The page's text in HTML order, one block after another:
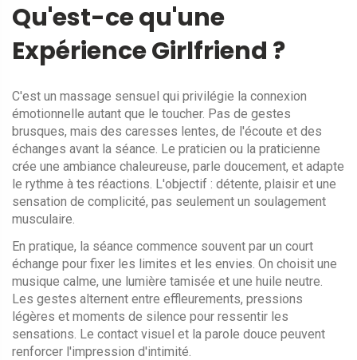
Qu'est-ce qu'une
Expérience Girlfriend ?
C'est un massage sensuel qui privilégie la connexion
émotionnelle autant que le toucher. Pas de gestes
brusques, mais des caresses lentes, de l'écoute et des
échanges avant la séance. Le praticien ou la praticienne
crée une ambiance chaleureuse, parle doucement, et adapte
le rythme à tes réactions. L'objectif : détente, plaisir et une
sensation de complicité, pas seulement un soulagement
musculaire.
En pratique, la séance commence souvent par un court
échange pour fixer les limites et les envies. On choisit une
musique calme, une lumière tamisée et une huile neutre.
Les gestes alternent entre effleurements, pressions
légères et moments de silence pour ressentir les
sensations. Le contact visuel et la parole douce peuvent
renforcer l'impression d'intimité.